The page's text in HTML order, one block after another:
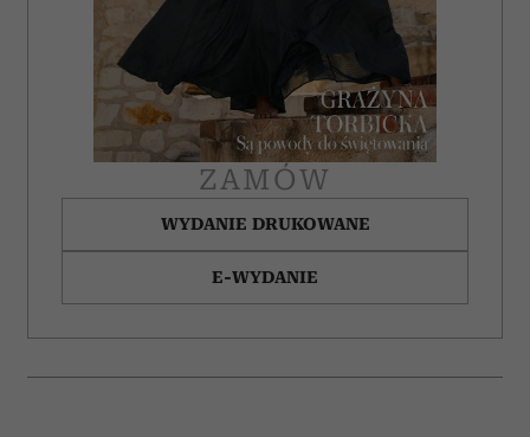
ZAMÓW
WYDANIE DRUKOWANE
E-WYDANIE